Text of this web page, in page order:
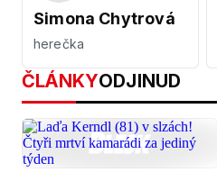
Simona Chytrová
herečka
ČLÁNKYODJINUD